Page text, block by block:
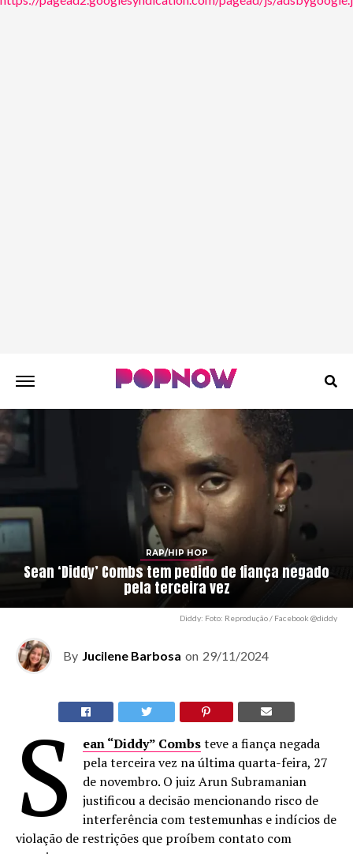
RAP/HIP HOP
Sean ‘Diddy’ Combs tem pedido de fiança negado
pela terceira vez
Diddy: Foto: Reprodução / Facebook @diddy
By Jucilene Barbosa on 29/11/2024
S ean “Diddy” Combsteve a fiança negada
pela terceira vez na última quarta-feira, 27
de novembro. O juiz Arun Subramanian
justificou a decisão mencionando risco de
interferência com testemunhas e indícios de
violação de restrições que proíbem contato com